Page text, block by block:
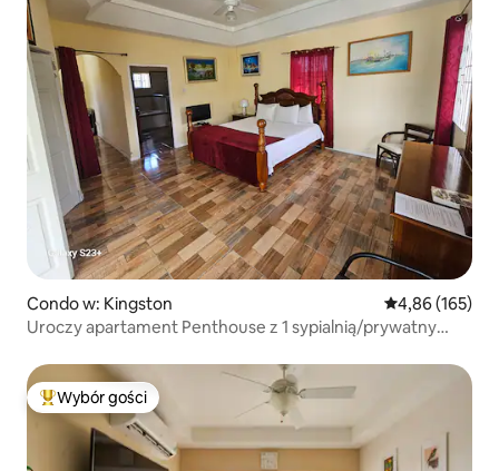
Condo w: Kingston Średnia
4,86 (165)
Uroczy apartament Penthouse z 1 sypialnią/prywatny
Najpopularniejsze z kategorii Wybór gości
Wybór gości